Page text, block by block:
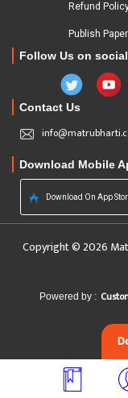
Refund
Publish
Follow Us on
Contact Us
Download Mobile
Download On App
Copyright © 2026
Powered by :